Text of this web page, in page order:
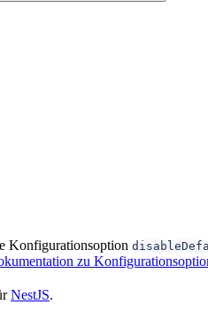
Konfigurationsoption
zu
NestJS.